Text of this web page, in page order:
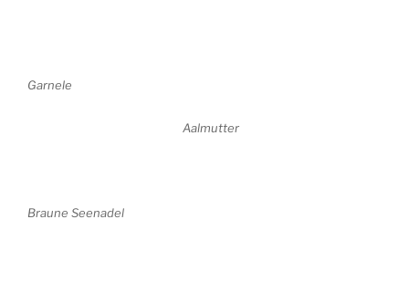
Garnele
Aalmutter
Braune Seenadel